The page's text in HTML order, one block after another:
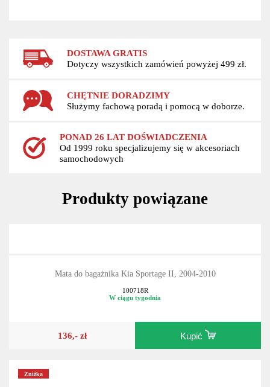
DOSTAWA GRATIS
Dotyczy wszystkich zamówień powyżej 499 zł.
CHĘTNIE DORADZIMY
Służymy fachową poradą i pomocą w doborze.
PONAD 26 LAT DOŚWIADCZENIA
Od 1999 roku specjalizujemy się w akcesoriach
samochodowych
Produkty powiązane
Mata do bagażnika Kia Sportage II, 2004-2010
100718R
W ciągu tygodnia
136,- zł Kupić
Zniżka